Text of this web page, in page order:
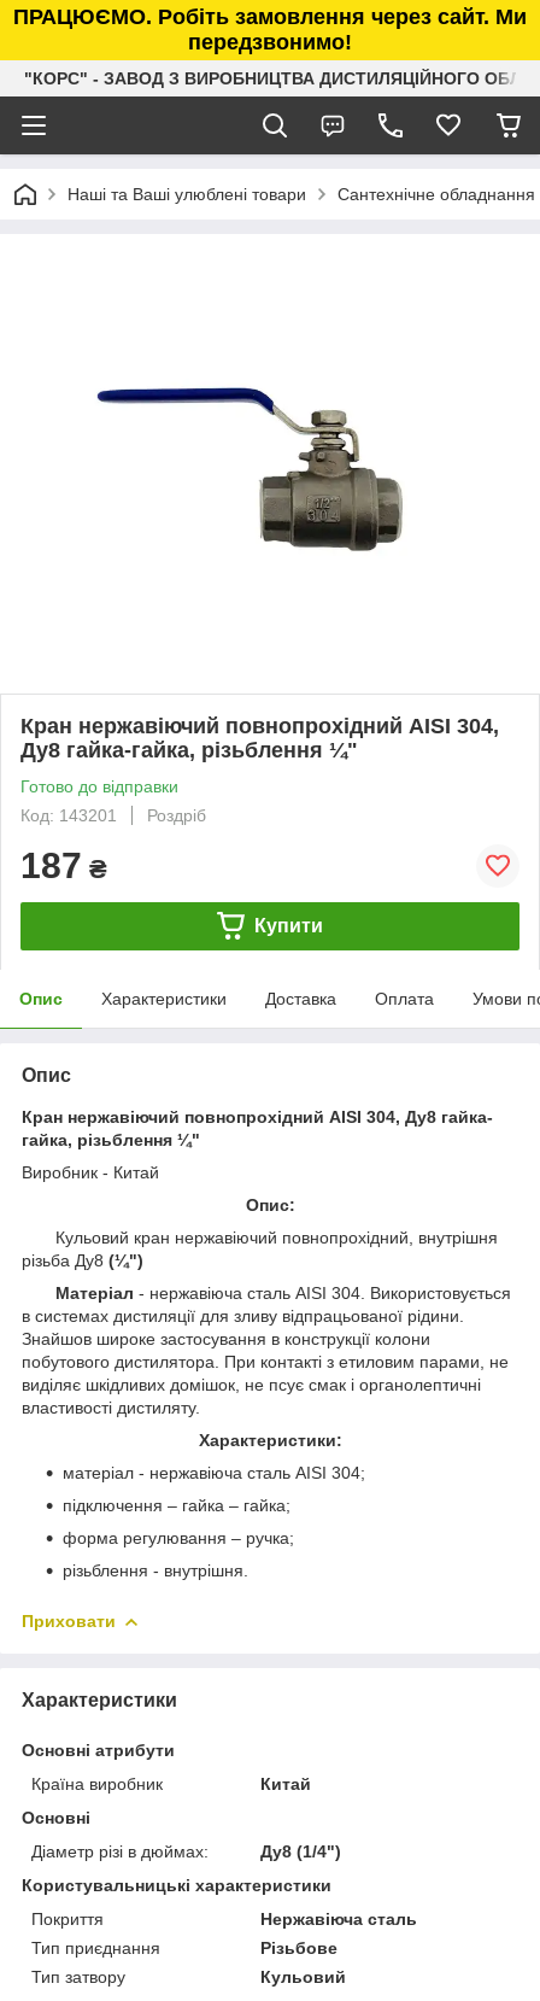
ПРАЦЮЄМО. Робіть замовлення через сайт. Ми
передзвонимо!
"КОРС" - ЗАВОД З ВИРОБНИЦТВА ДИСТИЛЯЦІЙНОГО
Наші та Ваші улюблені товари Сантехнічне обладнання
Кран нержавіючий повнопрохідний AISI 304,
Ду8 гайка-гайка, різьблення ¼"
Готово до відправки
Код: 143201
Роздріб
187 ₴
Купити
Опис Характеристики Доставка Оплата Умови
Опис
Кран нержавіючий повнопрохідний AISI 304, Ду8 гайка-
гайка, різьблення ¼"
Виробник - Китай
Опис:
Кульовий кран нержавіючий повнопрохідний, внутрішня
різьба Ду8 (¼")
Матеріал - нержавіюча сталь AISI 304. Використовується
в системах дистиляції для зливу відпрацьованої рідини.
Знайшов широке застосування в конструкції колони
побутового дистилятора. При контакті з етиловим парами, не
виділяє шкідливих домішок, не псує смак і органолептичні
властивості дистиляту.
Характеристики:
матеріал - нержавіюча сталь AISI 304;
підключення – гайка – гайка;
форма регулювання – ручка;
різьблення - внутрішня.
Приховати
Характеристики
Основні атрибути
Країна виробник
Китай
Основні
Діаметр різі в дюймах:
Ду8 (1/4")
Користувальницькі характеристики
Покриття
Нержавіюча сталь
Тип приєднання
Різьбове
Тип затвору
Кульовий